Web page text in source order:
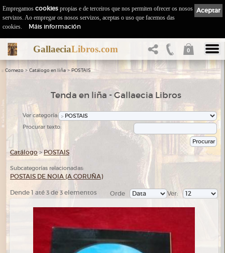
GallaeciaLibros.com 0
:: Comezo > Catálogo en liña > POSTAIS
Tenda en liña - Gallaecia Libros
Ver categoría:
Procurar texto:
Catálogo >POSTAIS
Subcategorías relacionadas:
POSTAIS DE NOIA (A CORUÑA)
Dende 1 até 3 de 3 elementos Ver:
Orde
Aceptar
Empregamos cookies propias e de terceiros que nos permiten ofrecer os nosos
servizos. Ao empregar os nosos servizos, aceptas o uso que facemos das
cookies.
Máis información